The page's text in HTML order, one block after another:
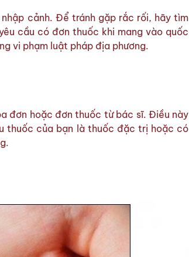
cảnh. Để tránh gặp rắc rối, hãy tìm
cầu có đơn thuốc khi mang vào quốc
vi phạm luật pháp địa phương.
đơn hoặc đơn thuốc từ bác sĩ. Điều này
thuốc của bạn là thuốc đặc trị hoặc có